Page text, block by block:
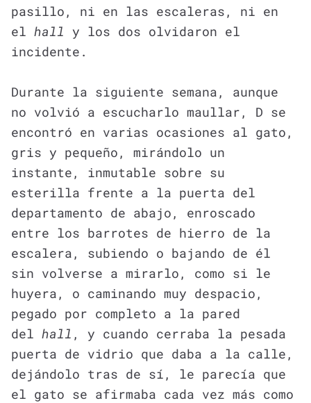
pasillo, ni en las escaleras, ni en
el hall y los dos olvidaron el
incidente.
Durante la siguiente semana, aunque
no volvió a escucharlo maullar, D se
encontró en varias ocasiones al gato,
gris y pequeño, mirándolo un
instante, inmutable sobre su
esterilla frente a la puerta del
departamento de abajo, enroscado
entre los barrotes de hierro de la
escalera, subiendo o bajando de él
sin volverse a mirarlo, como si le
huyera, o caminando muy despacio,
pegado por completo a la pared
del hall , y cuando cerraba la pesada
puerta de vidrio que daba a la calle,
dejándolo tras de sí, le parecía que
el gato se afirmaba cada vez más como